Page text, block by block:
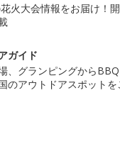
火大会情報をお届け！
ガイド
、グランピングから
のアウトドアスポットを